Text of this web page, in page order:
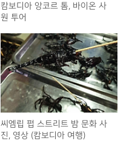
캄보디아 앙코르 톰, 바이온 사
원 투어
씨엠립 펍 스트리트 밤 문화 사
진, 영상 (캄보디아 여행)